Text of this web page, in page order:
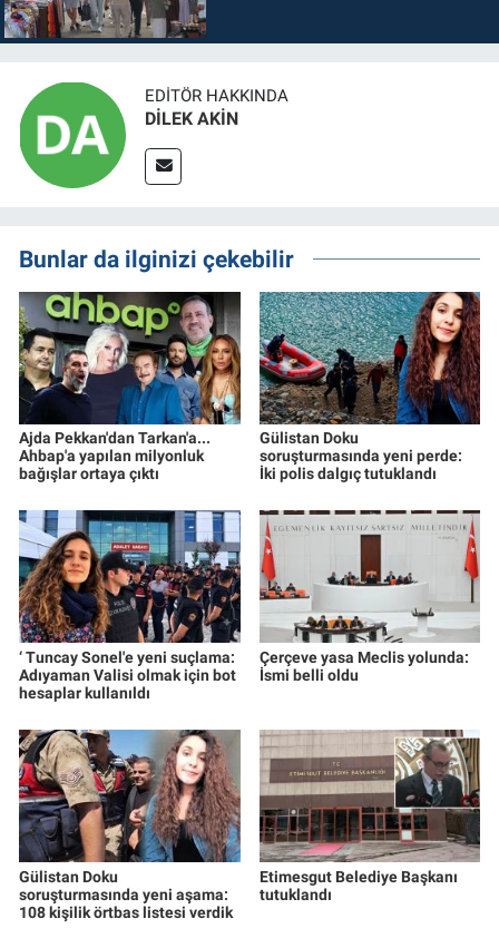
EDITÖR HAKKINDA
DİLEK AKİN
Bunlar da ilginizi çekebilir
Ajda Pekkan'dan Tarkan'a...
Ahbap'a yapılan milyonluk
bağışlar ortaya çıktı
Gülistan Doku
soruşturmasında yeni perde:
İki polis dalgıç tutuklandı
‘ Tuncay Sonel'e yeni suçlama:
Adıyaman Valisi olmak için bot
hesaplar kullanıldı
Çerçeve yasa Meclis yolunda:
İsmi belli oldu
Gülistan Doku
soruşturmasında yeni aşama:
108 kişilik örtbas listesi verdik
Etimesgut Belediye Başkanı
tutuklandı